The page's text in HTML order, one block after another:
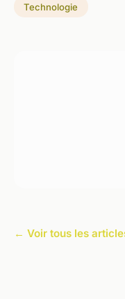
Technologie
← Voir tous les